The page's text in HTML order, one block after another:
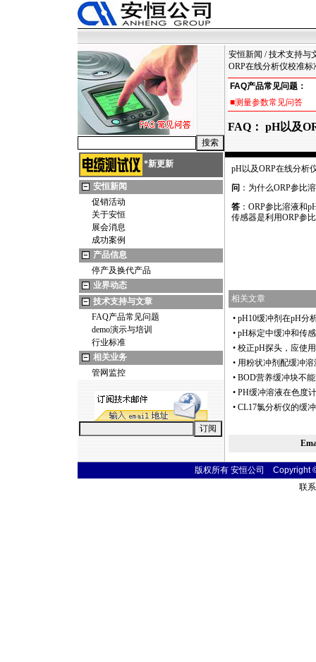
*新更新
安恒新闻
促销活动
关于安恒
展会消息
成功案例
产品信息
停产及换代产品
业界动态
技术支持与文章
FAQ产品常见问题
demo演示与培训
行业标准
相关业务
管网监控
安恒新闻 /技术支持与
ORP在线分析仪校准标
FAQ产品常见问题：
■测量参数常见问答
FAQ： pH以及
pH以及ORP在线分析
问 ：为什么ORP参比
答 ：ORP参比溶液和
传感器是利用ORP参
相关文章
• pH10缓冲剂在pH分
• pH标定中缓冲和传
• 校正pH探头，应使
• 用粉状冲剂配缓冲
• BOD营养缓冲块不
• PH缓冲溶液在色度
• CL17氯分析仪的缓
版权所有 安恒公司 Copyright
联